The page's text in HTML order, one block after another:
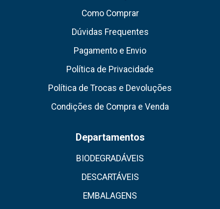
Como Comprar
Dúvidas Frequentes
Pagamento e Envio
Política de Privacidade
Política de Trocas e Devoluções
Condições de Compra e Venda
Departamentos
BIODEGRADÁVEIS
DESCARTÁVEIS
EMBALAGENS